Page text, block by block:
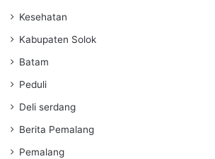
Kesehatan
Kabupaten Solok
Batam
Peduli
Deli serdang
Berita Pemalang
Pemalang